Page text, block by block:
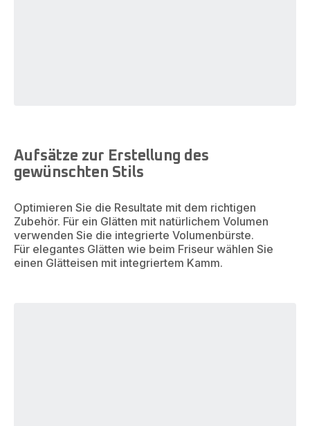
Aufsätze zur Erstellung des
gewünschten Stils
Optimieren Sie die Resultate mit dem richtigen
Zubehör. Für ein Glätten mit natürlichem Volumen
verwenden Sie die integrierte Volumenbürste.
Für elegantes Glätten wie beim Friseur wählen Sie
einen Glätteisen mit integriertem Kamm.